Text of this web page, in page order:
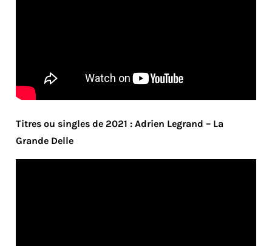
Titres ou singles de 2021 : Adrien Legrand – La
Grande Delle